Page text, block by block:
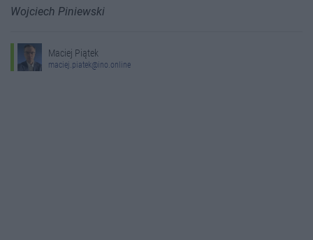
Wojciech Piniewski
Maciej Piątek
maciej.piatek@ino.online